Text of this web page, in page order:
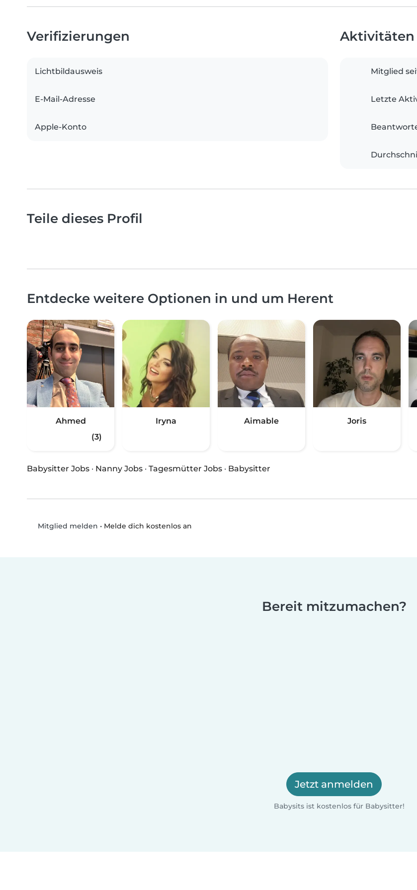
Verifizierungen
Lichtbildausweis
E-Mail-Adresse
Apple-Konto
Aktivitäten
Mitglied
Letzte
Teile dieses Profil
Entdecke weitere Optionen in und um Herent
Ahmed
(3)
Iryna Aimable Joris
Babysitter Jobs · Nanny Jobs · Tagesmütter Jobs · Babysitter
Mitglied melden • Melde dich kostenlos an
Bereit mitzumachen?
Jetzt anmelden
Babysits ist kostenlos für Babysitter!